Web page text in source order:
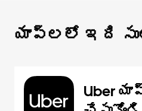
యాప్‌లలో ఇది
Uber